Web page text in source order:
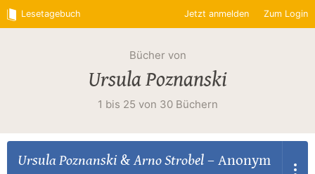
Lesetagebuch Jetzt anmelden Zum Login
Bücher von
Ursula Poznanski
1 bis 25 von 30 Büchern
Ursula Poznanski&Arno Strobel– Anonym